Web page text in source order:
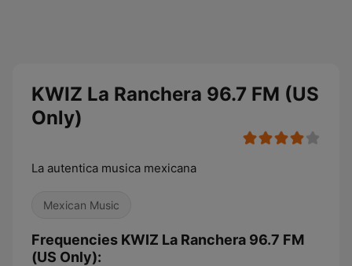
KWIZ La Ranchera 96.7 FM (US
Only)
La autentica musica mexicana
Mexican Music
Frequencies KWIZ La Ranchera 96.7 FM
(US Only):